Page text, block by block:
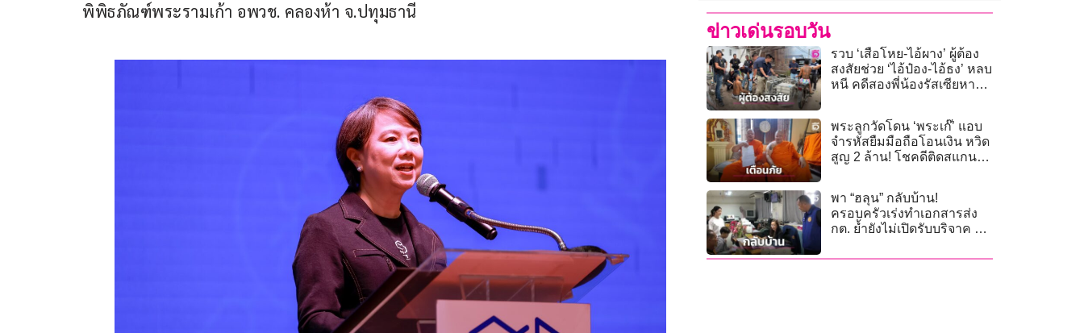
พิพิธภัณฑ์พระรามเก้า อพวช. คลองห้า จ.ปทุมธานี
ข่าวเด่นรอบวัน
รวบ ‘เสือโหย-ไอ้ผาง’ ผู้ต้อง
สงสัยช่วย ‘ไอ้ป๋อง-ไอ้ธง’ หลบ
หนี คดีสองพี่น้องรัสเซียหาย
พระลูกวัดโดน ‘พระเก๊’ แอบ
จำรหัสยืมมือถือโอนเงิน หวิด
สูญ 2 ล้าน! โชคดีติดสแกน
พา “ฮลุน” กลับบ้าน!
ครอบครัวเร่งทำเอกสารส่ง
กต. ย้ำยังไม่เปิดรับบริจาค ขอ